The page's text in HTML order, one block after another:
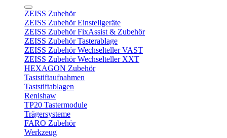
ZEISS Zubehör
ZEISS Zubehör Einstellgeräte
ZEISS Zubehör FixAssist & Zubehör
ZEISS Zubehör Tasterablage
ZEISS Zubehör Wechselteller VAST
ZEISS Zubehör Wechselteller XXT
HEXAGON Zubehör
Taststiftaufnahmen
Taststiftablagen
Renishaw
TP20 Tastermodule
Trägersysteme
FARO Zubehör
Werkzeug